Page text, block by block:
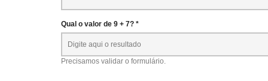
Qual o valor de 9 + 7? *
Precisamos validar o formulário.